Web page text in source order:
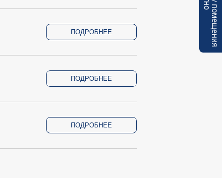
ПОДРОБНЕЕ
ПОДРОБНЕЕ
ПОДРОБНЕЕ